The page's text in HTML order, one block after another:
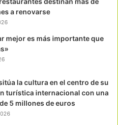
a renovarse
mejor es más importante que
la cultura en el centro de su
turística internacional con una
5 millones de euros